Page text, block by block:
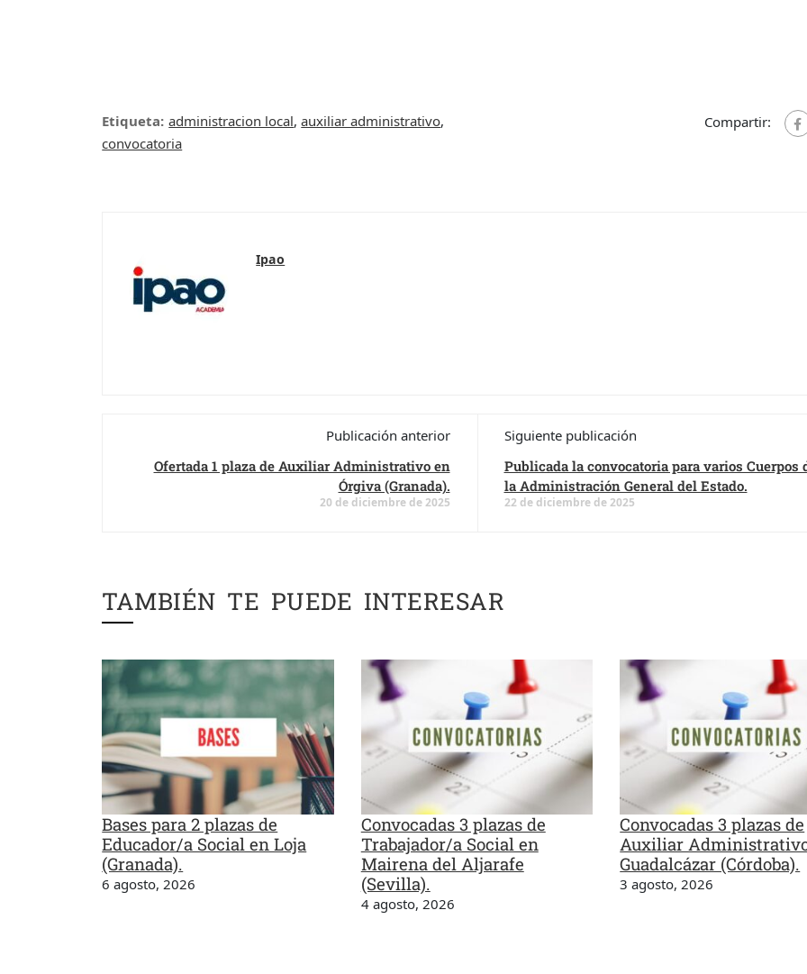
Etiqueta: administracion local,auxiliar administrativo,
convocatoria
Compartir:
Ipao
Publicación anterior
Ofertada 1 plaza de Auxiliar Administrativo en
Órgiva (Granada).
20 de diciembre de 2025
Siguiente publicación
Publicada la convocatoria para varios Cuerpos
la Administración General del Estado.
22 de diciembre de 2025
TAMBIÉN TE PUEDE INTERESAR
Bases para 2 plazas de
Educador/a Social en Loja
(Granada).
6 agosto, 2026
Convocadas 3 plazas de
Trabajador/a Social en
Mairena del Aljarafe
(Sevilla).
4 agosto, 2026
Convocadas 3 plazas de
Auxiliar
Guadalcázar (Córdoba).
3 agosto, 2026